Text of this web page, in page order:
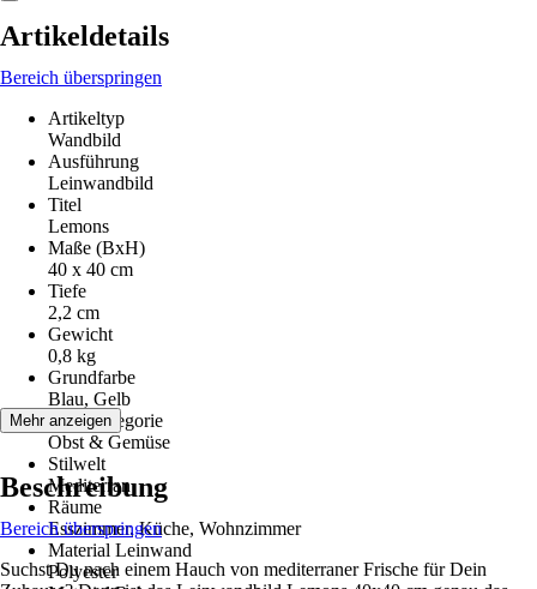
Artikeldetails
Bereich überspringen
Artikeltyp
Wandbild
Ausführung
Leinwandbild
Titel
Lemons
Maße (BxH)
40 x 40 cm
Tiefe
2,2 cm
Gewicht
0,8 kg
Grundfarbe
Blau, Gelb
Motivkategorie
Obst & Gemüse
Stilwelt
Mediterran
Räume
Esszimmer, Küche, Wohnzimmer
Material Leinwand
Polyester
Mehr anzeigen
Beschreibung
Bereich überspringen
Suchst Du nach einem Hauch von mediterraner Frische für Dein